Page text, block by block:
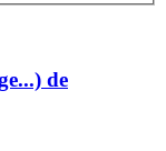
de